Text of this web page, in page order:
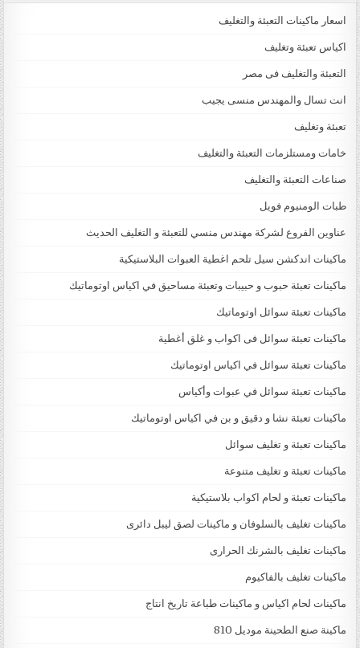
اسعار ماكينات التعبئة والتغليف
اكياس تعبئة وتغليف
التعبئة والتغليف فى مصر
انت تسال والمهندس منسى يجيب
تعبئة وتغليف
خامات ومستلزمات التعبئة والتغليف
صناعات التعبئة والتغليف
طبات الومنيوم فويل
عناوين الفروع لشركة مهندس منسي للتعبئة و التغليف الحديث
ماكينات اندكشن سيل تلحم اغطية العبوات البلاستيكية
ماكينات تعبئة حبوب و حبيبات وتعبئة مساحيق في اكياس اوتوماتيك
ماكينات تعبئة سوائل اوتوماتيك
ماكينات تعبئة سوائل فى اكواب و غلق أغطية
ماكينات تعبئة سوائل في اكياس اوتوماتيك
ماكينات تعبئة سوائل في عبوات وأكياس
ماكينات تعبئة نشا و دقيق و بن في اكياس اوتوماتيك
ماكينات تعبئة و تغليف سوائل
ماكينات تعبئة و تغليف متنوعة
ماكينات تعبئة و لحام اكواب بلاستيكية
ماكينات تغليف بالسلوفان و ماكينات لصق ليبل دائرى
ماكينات تغليف بالشرنك الحرارى
ماكينات تغليف بالفاكيوم
ماكينات لحام اكياس و ماكينات طباعة تاريخ انتاج
ماكينة صنع الطحينة موديل 810